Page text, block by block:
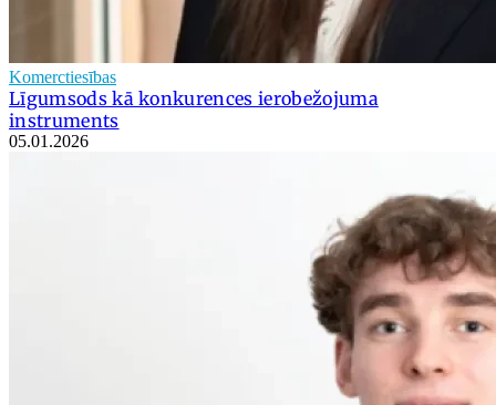
Komerctiesības
Līgumsods kā konkurences ierobežojuma
instruments
05.01.2026